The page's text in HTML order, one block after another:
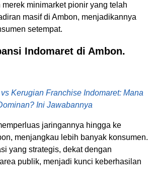
merek minimarket pionir yang telah
masif di Ambon, menjadikannya
setempat.
Indomaret di Ambon.
Kerugian Franchise Indomaret: Mana
Ini Jawabannya
jaringannya hingga ke
menjangkau lebih banyak konsumen.
yang strategis, dekat dengan
publik, menjadi kunci keberhasilan